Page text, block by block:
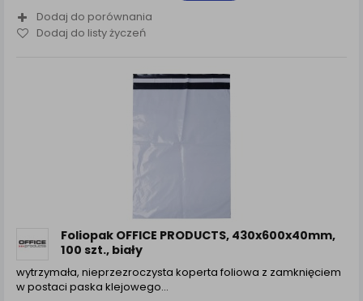
Dodaj do porównania
Dodaj do listy życzeń
Foliopak OFFICE PRODUCTS, 430x600x40mm,
100 szt., biały
wytrzymała, nieprzezroczysta koperta foliowa z zamknięciem
w postaci paska klejowego…